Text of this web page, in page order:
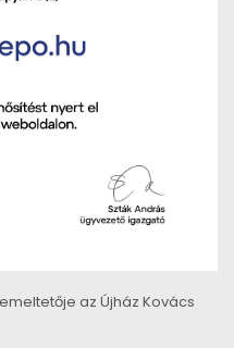
az Újház Kovács